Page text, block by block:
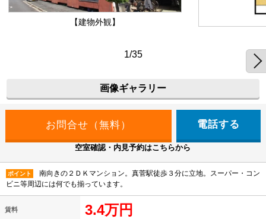
【建物外観】
1/35
画像ギャラリー
電話する
空室確認・内見予約はこちらから
ポイント
南向きの２ＤＫマンション。真菅駅徒歩３分に立地。スーパー・コン
ビニ等周辺には何でも揃っています。
賃料 3.4万円